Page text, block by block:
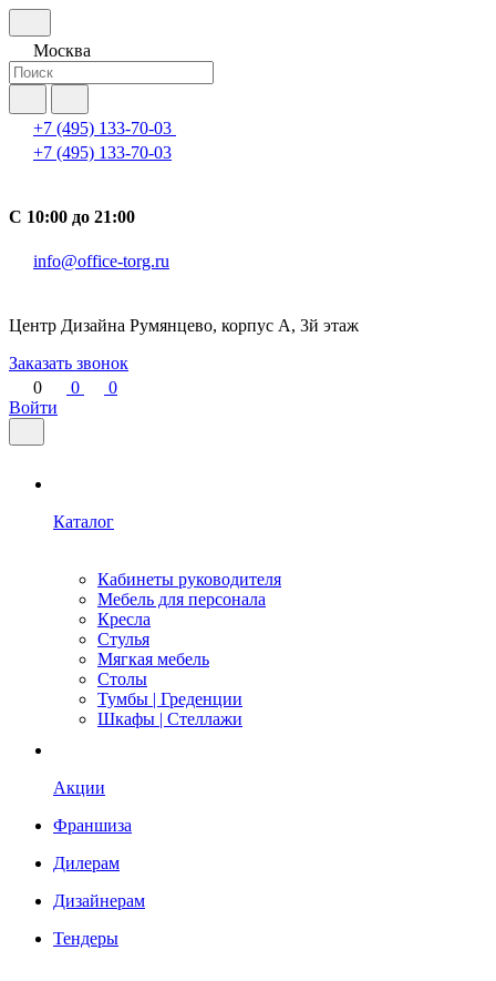
Москва
+7 (495) 133-70-03
+7 (495) 133-70-03
С 10:00 до 21:00
info@office-torg.ru
Центр Дизайна Румянцево, корпус А, 3й этаж
Заказать звонок
0
0
0
Войти
Каталог
Кабинеты руководителя
Мебель для персонала
Кресла
Стулья
Мягкая мебель
Столы
Тумбы | Греденции
Шкафы | Стеллажи
Акции
Франшиза
Дилерам
Дизайнерам
Тендеры